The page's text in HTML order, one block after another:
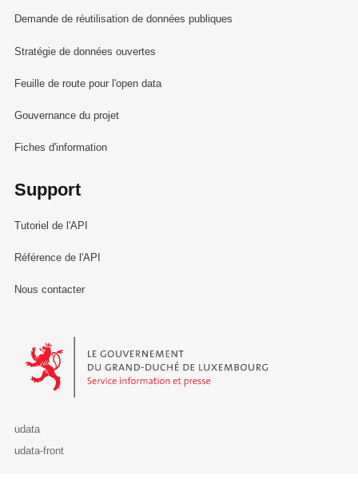
Demande de réutilisation de données publiques
Stratégie de données ouvertes
Feuille de route pour l'open data
Gouvernance du projet
Fiches d'information
Support
Tutoriel de l'API
Référence de l'API
Nous contacter
Le Gouvernement du Grand-Duché de Luxembourg - Service
udata
udata-front